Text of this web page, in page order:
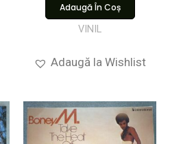
Adaugă În Coș
VINIL
Adaugă la Wishlist